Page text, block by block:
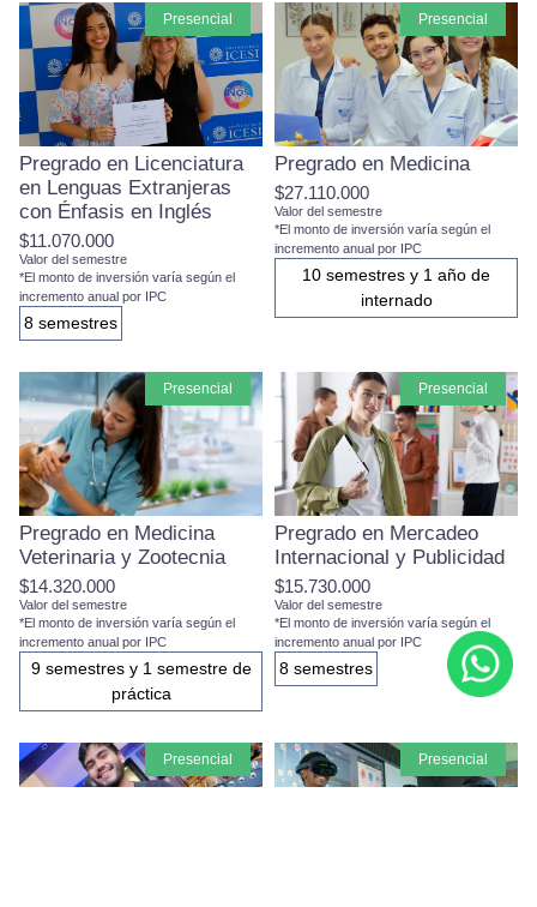
presencial
Pregrado en Licenciatura
en Lenguas Extranjeras
con Énfasis en Inglés
$11.070.000
Valor del semestre
*El monto de inversión varía según el
incremento anual por IPC
8 semestres
presencial
Pregrado en Medicina
$27.110.000
Valor del semestre
*El monto de inversión varía según el
incremento anual por IPC
10 semestres y 1 año de
internado
presencial
Pregrado en Medicina
Veterinaria y Zootecnia
$14.320.000
Valor del semestre
*El monto de inversión varía según el
incremento anual por IPC
9 semestres y 1 semestre de
práctica
presencial
Pregrado en Mercadeo
Internacional y Publicidad
$15.730.000
Valor del semestre
*El monto de inversión varía según el
incremento anual por IPC
8 semestres
presencial presencial